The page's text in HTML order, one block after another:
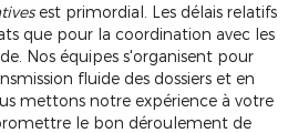
est primordial. Les délais relatifs
que pour la coordination avec les
Nos équipes s'organisent pour
fluide des dossiers et en
mettons notre expérience à votre
le bon déroulement de